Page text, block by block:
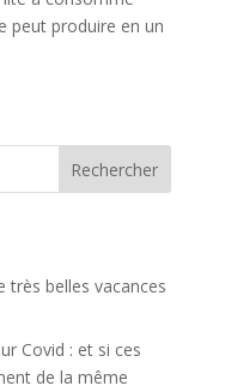
peut produire en un
Rechercher
très belles vacances
Covid : et si ces
de la même